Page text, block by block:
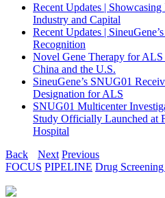
Recent Updates |
Industry and Capital
Recent Updates |
Recognition
Novel Gene Therapy for
China and the U.S.
SineuGene’s SNUG01
Designation for ALS
SNUG01 Multicenter
Study Officially Launched at
Hospital
Back
Next Previous
FOCUS PIPELINE Drug